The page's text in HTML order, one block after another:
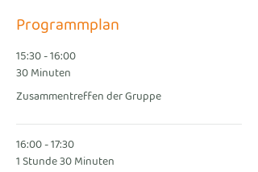
Programmplan
15:30 - 16:00
30 Minuten
Zusammentreffen der Gruppe
16:00 - 17:30
1 Stunde 30 Minuten